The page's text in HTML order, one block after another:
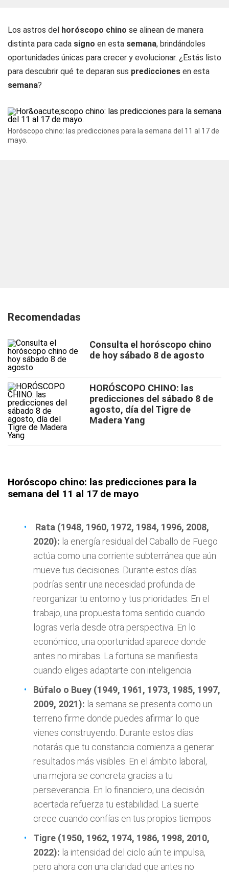
Los astros del horóscopo chino se alinean de manera
distinta para cada signo en esta semana, brindándoles
oportunidades únicas para crecer y evolucionar. ¿Estás listo
para descubrir qué te deparan sus predicciones en esta
semana?
Horóscopo chino: las predicciones para la semana del 11 al 17 de
mayo.
Recomendadas
Consulta el horóscopo chino
de hoy sábado 8 de agosto
HORÓSCOPO CHINO: las
predicciones del sábado 8 de
agosto, día del Tigre de
Madera Yang
Horóscopo chino: las predicciones para la
semana del 11 al 17 de mayo
Rata (1948, 1960, 1972, 1984, 1996, 2008,
2020): la energía residual del Caballo de Fuego
actúa como una corriente subterránea que aún
mueve tus decisiones. Durante estos días
podrías sentir una necesidad profunda de
reorganizar tu entorno y tus prioridades. En el
trabajo, una propuesta toma sentido cuando
logras verla desde otra perspectiva. En lo
económico, una oportunidad aparece donde
antes no mirabas. La fortuna se manifiesta
cuando eliges adaptarte con inteligencia
Búfalo o Buey (1949, 1961, 1973, 1985, 1997,
2009, 2021): la semana se presenta como un
terreno firme donde puedes afirmar lo que
vienes construyendo. Durante estos días
notarás que tu constancia comienza a generar
resultados más visibles. En el ámbito laboral,
una mejora se concreta gracias a tu
perseverancia. En lo financiero, una decisión
acertada refuerza tu estabilidad. La suerte
crece cuando confías en tus propios tiempos
Tigre (1950, 1962, 1974, 1986, 1998, 2010,
2022): la intensidad del ciclo aún te impulsa,
pero ahora con una claridad que antes no